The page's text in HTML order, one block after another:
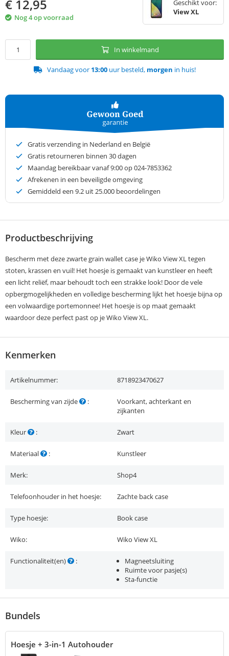
€ 12,95
Nog 4 op voorraad
Geschikt voor:
View XL
In winkelmand
Vandaag voor 13:00uur besteld, morgen in huis!
Gratis verzending in Nederland en België
Gratis retourneren binnen 30 dagen
Maandag bereikbaar vanaf 9:00 op 024-7853362
Afrekenen in een beveiligde omgeving
Gemiddeld een 9.2 uit 25.000 beoordelingen
Productbeschrijving
Bescherm met deze zwarte grain wallet case je Wiko View XL tegen
stoten, krassen en vuil! Het hoesje is gemaakt van kunstleer en heeft
een licht reliëf, maar behoudt toch een strakke look! Door de vele
opbergmogelijkheden en volledige bescherming lijkt het hoesje bijna op
een volwaardige portemonnee! Het hoesje is op maat gemaakt
waardoor deze perfect past op je Wiko View XL.
Kenmerken
Artikelnummer: 8718923470627
Bescherming van zijde :
Voorkant, achterkant en
zijkanten
Kleur : Zwart
Materiaal : Kunstleer
Merk: Shop4
Telefoonhouder in het hoesje: Zachte back case
Type hoesje: Book case
Wiko: Wiko View XL
Functionaliteit(en) :
Magneetsluiting
Ruimte voor pasje(s)
Sta-functie
Bundels
Hoesje + 3-in-1 Autohouder